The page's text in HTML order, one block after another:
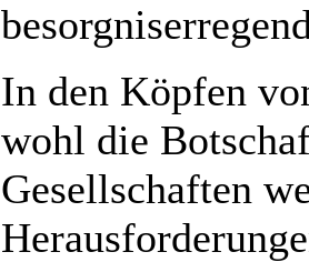
In den Köpfen
wohl die
Gesellschaften